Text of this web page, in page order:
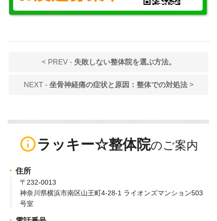
< PREV - 失敗しない整体院を選ぶ方法。
NEXT - 坐骨神経痛の症状と原因：整体での対処法>
info_outlineラッキー☆整体院
住所
〒232-0013
神奈川県横浜市南区山王町4-28-1 ライオンズマンション503
号室